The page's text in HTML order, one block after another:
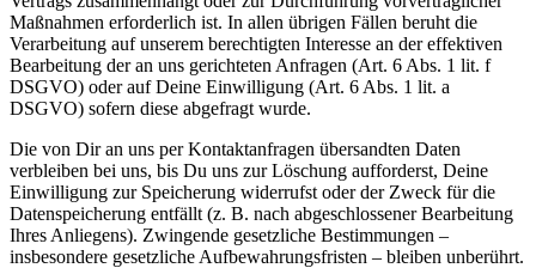
Maßnahmen erforderlich ist. In allen übrigen Fällen beruht die
Verarbeitung auf unserem berechtigten Interesse an der effektiven
Bearbeitung der an uns gerichteten Anfragen (Art. 6 Abs. 1 lit. f
DSGVO) oder auf Deine Einwilligung (Art. 6 Abs. 1 lit. a
DSGVO) sofern diese abgefragt wurde.
Die von Dir an uns per Kontaktanfragen übersandten Daten
verbleiben bei uns, bis Du uns zur Löschung aufforderst, Deine
Einwilligung zur Speicherung widerrufst oder der Zweck für die
Datenspeicherung entfällt (z. B. nach abgeschlossener Bearbeitung
Ihres Anliegens). Zwingende gesetzliche Bestimmungen –
insbesondere gesetzliche Aufbewahrungsfristen – bleiben unberührt.